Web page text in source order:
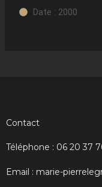
Date : 2000
Contact
Téléphone : 06 20 37
Email : marie-